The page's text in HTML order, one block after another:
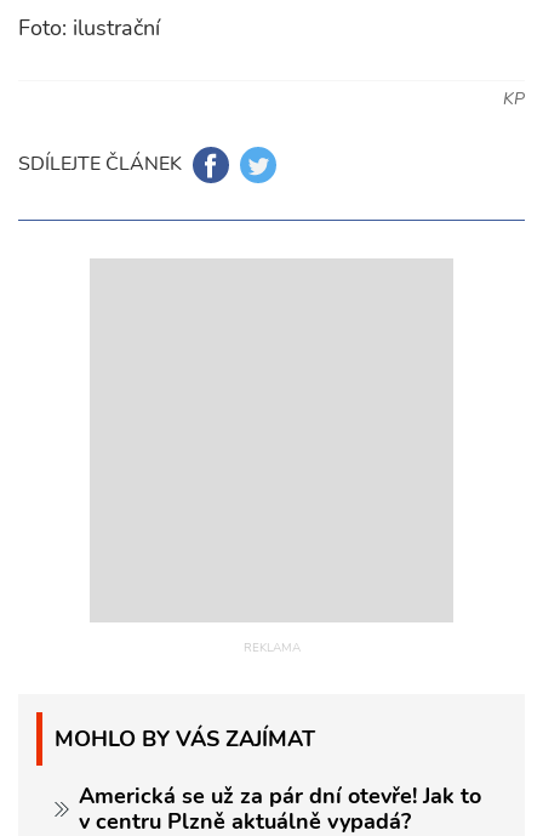
Foto: ilustrační
KP
SDÍLEJTE ČLÁNEK
MOHLO BY VÁS ZAJÍMAT
Americká se už za pár dní otevře! Jak to
v centru Plzně aktuálně vypadá?